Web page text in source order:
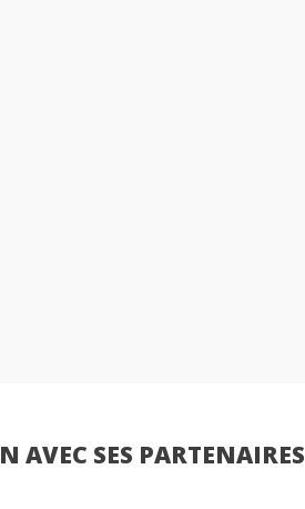
AVEC SES PARTENAIRES